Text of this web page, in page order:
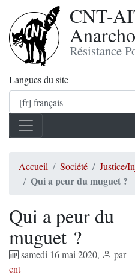
CNT-
Résistance
Langues du site
Accueil Société Justice/
Qui a peur du muguet ?
Qui a peur du
muguet ?
samedi 16 mai 2020,
par
cnt